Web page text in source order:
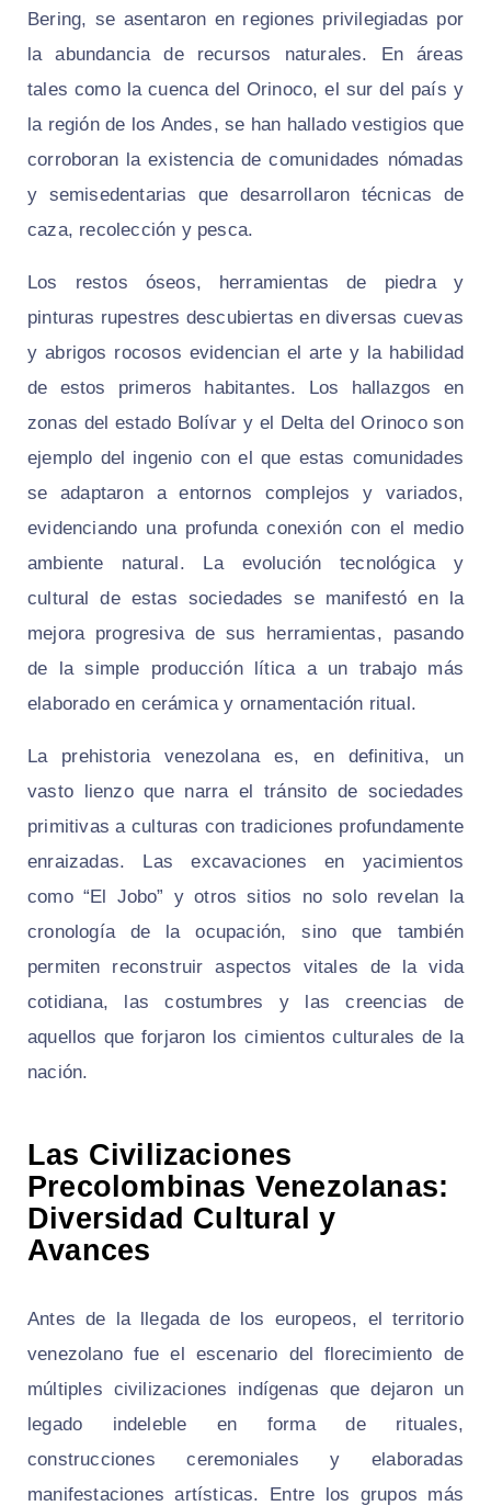
Bering, se asentaron en regiones privilegiadas por
la abundancia de recursos naturales. En áreas
tales como la cuenca del Orinoco, el sur del país y
la región de los Andes, se han hallado vestigios que
corroboran la existencia de comunidades nómadas
y semisedentarias que desarrollaron técnicas de
caza, recolección y pesca.
Los restos óseos, herramientas de piedra y
pinturas rupestres descubiertas en diversas cuevas
y abrigos rocosos evidencian el arte y la habilidad
de estos primeros habitantes. Los hallazgos en
zonas del estado Bolívar y el Delta del Orinoco son
ejemplo del ingenio con el que estas comunidades
se adaptaron a entornos complejos y variados,
evidenciando una profunda conexión con el medio
ambiente natural. La evolución tecnológica y
cultural de estas sociedades se manifestó en la
mejora progresiva de sus herramientas, pasando
de la simple producción lítica a un trabajo más
elaborado en cerámica y ornamentación ritual.
La prehistoria venezolana es, en definitiva, un
vasto lienzo que narra el tránsito de sociedades
primitivas a culturas con tradiciones profundamente
enraizadas. Las excavaciones en yacimientos
como “El Jobo” y otros sitios no solo revelan la
cronología de la ocupación, sino que también
permiten reconstruir aspectos vitales de la vida
cotidiana, las costumbres y las creencias de
aquellos que forjaron los cimientos culturales de la
nación.
Las Civilizaciones
Precolombinas Venezolanas:
Diversidad Cultural y
Avances
Antes de la llegada de los europeos, el territorio
venezolano fue el escenario del florecimiento de
múltiples civilizaciones indígenas que dejaron un
legado indeleble en forma de rituales,
construcciones ceremoniales y elaboradas
manifestaciones artísticas. Entre los grupos más